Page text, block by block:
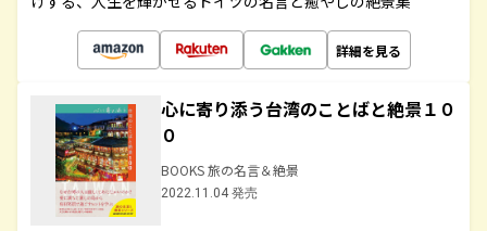
詳細を見る
心に寄り添う台湾のことばと絶景１０
０
BOOKS 旅の名言＆絶景
2022.11.04 発売